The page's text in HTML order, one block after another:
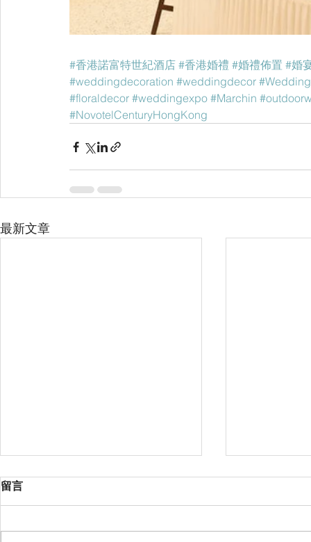
#香港諾富特世紀酒店 #香港婚禮 #婚禮佈置 #婚
#weddingdecoration #weddingdecor #Wedding
#floraldecor #weddingexpo #Marchin
#NovotelCenturyHongKong
最新文章
留言